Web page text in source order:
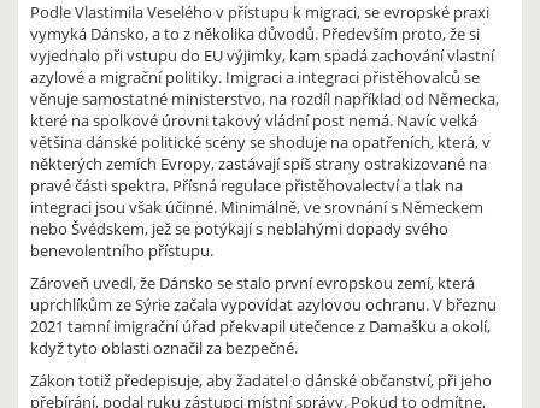
Podle Vlastimila Veselého v přístupu k migraci, se evropské praxi
vymyká Dánsko, a to z několika důvodů. Především proto, že si
vyjednalo při vstupu do EU výjimky, kam spadá zachování vlastní
azylové a migrační politiky. Imigraci a integraci přistěhovalců se
věnuje samostatné ministerstvo, na rozdíl například od Německa,
které na spolkové úrovni takový vládní post nemá. Navíc velká
většina dánské politické scény se shoduje na opatřeních, která, v
některých zemích Evropy, zastávají spíš strany ostrakizované na
pravé části spektra. Přísná regulace přistěhovalectví a tlak na
integraci jsou však účinné. Minimálně, ve srovnání s Německem
nebo Švédskem, jež se potýkají s neblahými dopady svého
benevolentního přístupu.
Zároveň uvedl, že Dánsko se stalo první evropskou zemí, která
uprchlíkům ze Sýrie začala vypovídat azylovou ochranu. V březnu
2021 tamní imigrační úřad překvapil utečence z Damašku a okolí,
když tyto oblasti označil za bezpečné.
Zákon totiž předepisuje, aby žadatel o dánské občanství, při jeho
přebírání, podal ruku zástupci místní správy. Pokud to odmítne,